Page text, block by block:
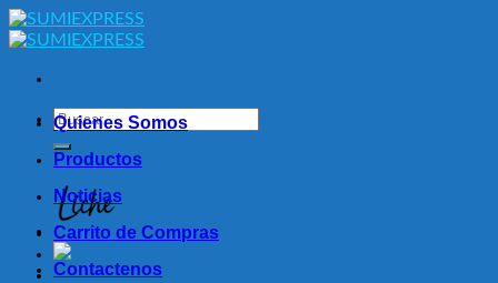
Skip
to
Buscar
por:
Quienes Somos
Productos
Noticias
Carrito de Compras
Contactenos